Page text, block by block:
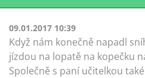
09.01.2017 10:39
Když nám konečně napadl
jízdou na lopatě na kopečku
Společně s paní učitelkou